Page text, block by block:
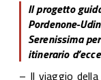
Il progetto
Pordenone-
Serenissima
itinerario
– Il viaggio